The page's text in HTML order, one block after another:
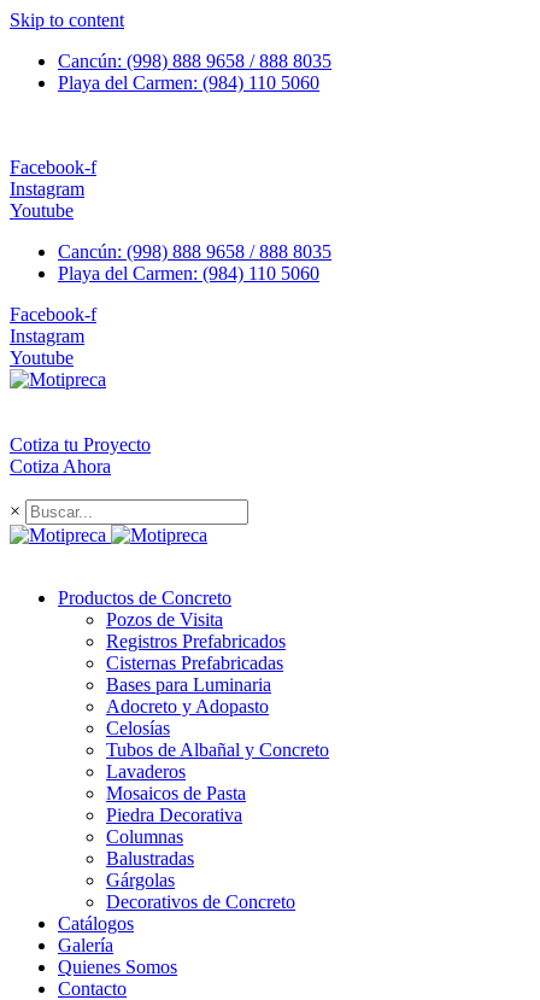
Skip to content
Cancún: (998) 888 9658 / 888 8035
Playa del Carmen: (984) 110 5060
Facebook-f
Instagram
Youtube
Cancún: (998) 888 9658 / 888 8035
Playa del Carmen: (984) 110 5060
Facebook-f
Instagram
Youtube
Cotiza tu Proyecto
Cotiza Ahora
×
Productos de Concreto
Pozos de Visita
Registros Prefabricados
Cisternas Prefabricadas
Bases para Luminaria
Adocreto y Adopasto
Celosías
Tubos de Albañal y Concreto
Lavaderos
Mosaicos de Pasta
Piedra Decorativa
Columnas
Balustradas
Gárgolas
Decorativos de Concreto
Catálogos
Galería
Quienes Somos
Contacto